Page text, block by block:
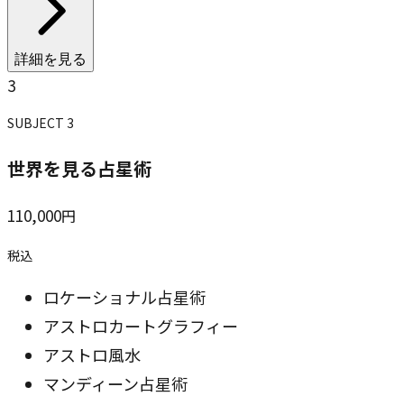
詳細を見る
3
SUBJECT 3
世界を見る占星術
110,000円
税込
ロケーショナル占星術
アストロカートグラフィー
アストロ風水
マンディーン占星術